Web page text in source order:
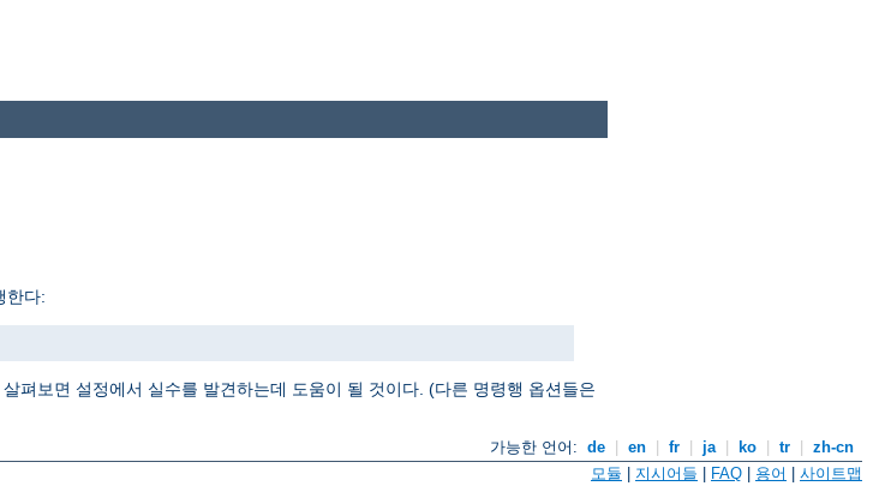
한다:
펴보면 설정에서 실수를 발견하는데 도움이 될 것이다. (다른 명령행 옵션들은
가능한 언어: de en fr ja ko tr
zh-cn
모듈 지시어들 FAQ 용어 사이트맵